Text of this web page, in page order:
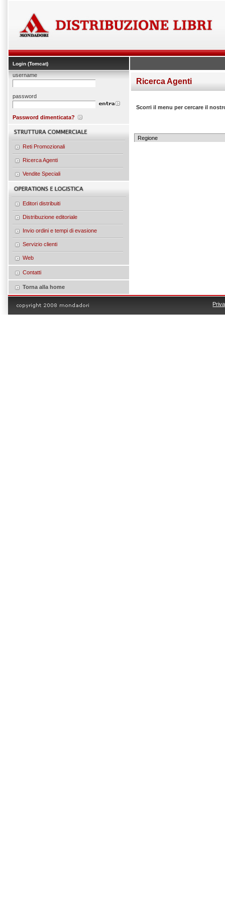
Ricerca Agenti
Scorri il menu per cercare il
Login (Tomcat)
username
password
Password dimenticata?
Reti Promozionali
Ricerca Agenti
Vendite Speciali
Editori distribuiti
Distribuzione editoriale
Invio ordini e tempi di evasione
Servizio clienti
Web
Contatti
Torna alla home